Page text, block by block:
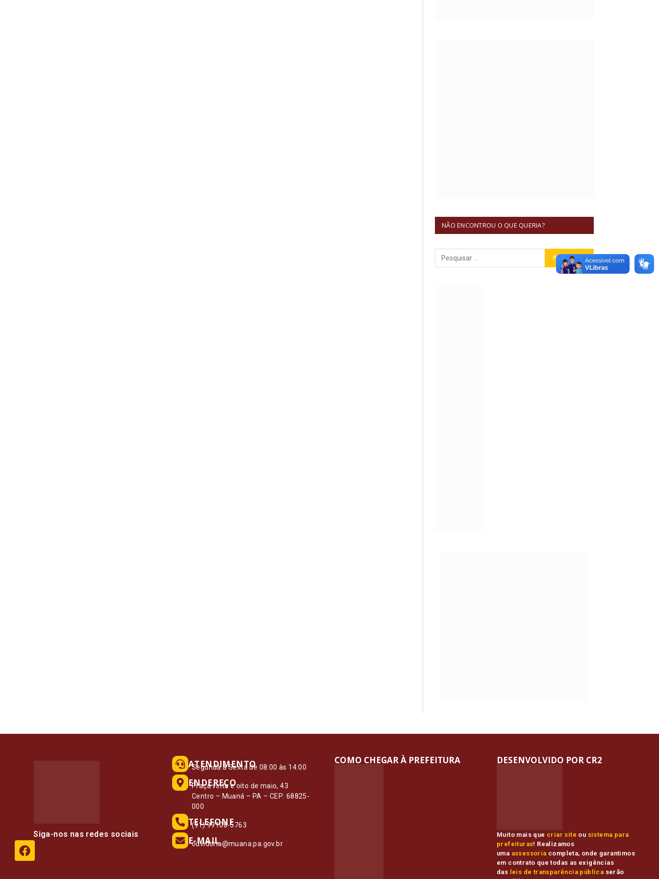
NÃO ENCONTROU O QUE QUERIA?
Siga-nos nas redes sociais
ATENDIMENTO
Segunda à Sexta de 08:00 às 14:00
ENDEREÇO
Praça vinte e oito de maio, 43
Centro – Muaná – PA – CEP: 68825-
000
TELEFONE
(91) 99108-5763
E-MAIL
ouvidoria@muana.pa.gov.br
COMO CHEGAR À PREFEITURA
Muito mais que criar site ou sistema para
prefeituras! Realizamos
uma assessoria completa, onde garantimos
em contrato que todas as exigências
das leis de transparência pública serão
DESENVOLVIDO POR CR2